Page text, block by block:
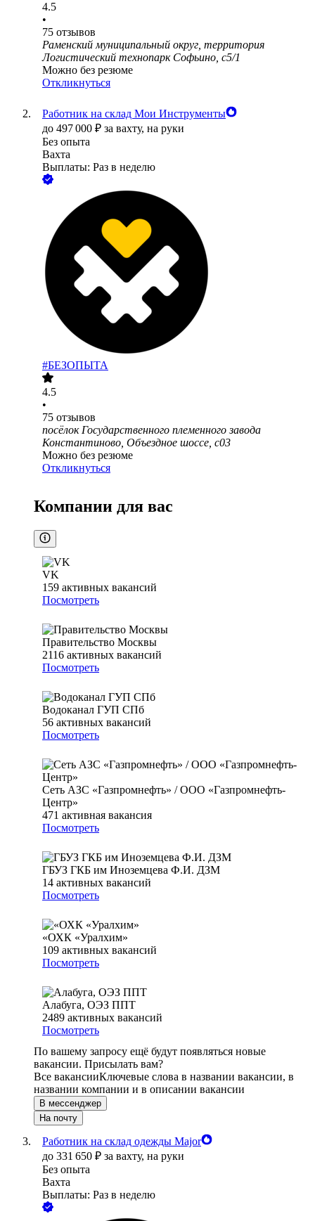
4.5
•
75 отзывов
Раменский муниципальный округ, территория
Логистический технопарк Софьино, с5/1
Можно без резюме
Откликнуться
Работник на склад Мои Инструменты
до 497 000 ₽ за вахту, на руки
Без опыта
Вахта
Выплаты: Раз в неделю
#БЕЗОПЫТА
4.5
•
75 отзывов
посёлок Государственного племенного завода
Константиново, Объездное шоссе, с03
Можно без резюме
Откликнуться
Компании для вас
VK
159 активных вакансий
Посмотреть
Правительство Москвы
2116 активных вакансий
Посмотреть
Водоканал ГУП СПб
56 активных вакансий
Посмотреть
Сеть АЗС «Газпромнефть» / ООО «Газпромнефть-
Центр»
471 активная вакансия
Посмотреть
ГБУЗ ГКБ им Иноземцева Ф.И. ДЗМ
14 активных вакансий
Посмотреть
«ОХК «Уралхим»
109 активных вакансий
Посмотреть
Алабуга, ОЭЗ ППТ
2489 активных вакансий
Посмотреть
По вашему запросу ещё будут появляться новые
вакансии. Присылать вам?
Все вакансииКлючевые слова в названии вакансии, в
названии компании и в описании вакансии
В мессенджер
На почту
Работник на склад одежды Major
до 331 650 ₽ за вахту, на руки
Без опыта
Вахта
Выплаты: Раз в неделю